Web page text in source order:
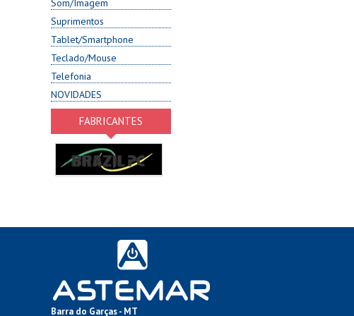
Som/Imagem
Suprimentos
Tablet/Smartphone
Teclado/Mouse
Telefonia
NOVIDADES
FABRICANTES
Barra do Garças - MT